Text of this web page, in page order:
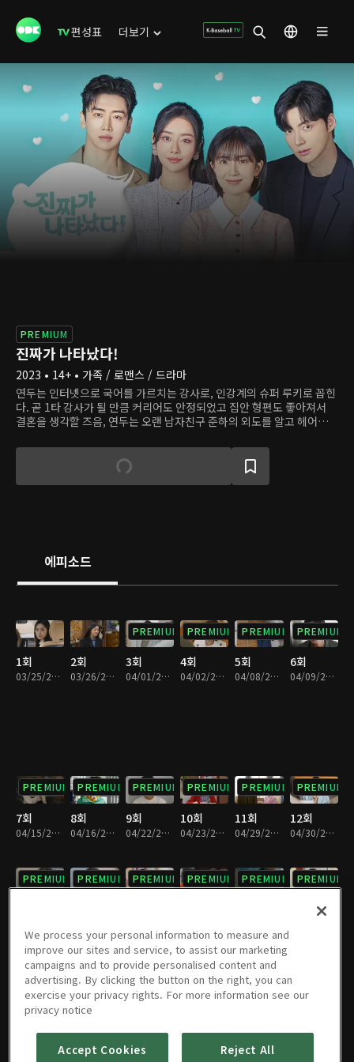
편성표 더보기
PREMIUM
진짜가 나타났다!
2023 • 14+ • 가족 / 로맨스 / 드라마
연두는 인터넷으로 국어를 가르치는 강사로, 인강계의 슈퍼 루키로 꼽힌
다. 곧 1타 강사가 될 만큼 커리어도 안정되었고 집안 형편도 좋아져서
결혼을 생각할 즈음, 연두는 오랜 남자친구 준하의 외도를 알고 헤어진
결심한다. 그때 그의 삶에 들어온 남자 공태경. 재벌 2세이자 유능한 산
부인과 전문의인 그는 가족과 사랑에 대한 실망으로 비혼을 결심했다. 그
렇게 아빠 없이 아이를 낳고 싶은 여자와 비혼주의자 남자의 계약 연예가
에피소드
1회
03/25/2023 • 1시간 8분
2회
03/26/2023 • 1시간 11분
PREMIUM
3회
04/01/2023 • 1시간 8분
PREMIUM
4회
04/02/2023 • 1시간 11분
PREMIUM
5회
04/08/2023 • 1시간 4분
PREMIUM
6회
04/09/2023 • 1시간 5분
PREMIUM
7회
04/15/2023 • 1시간 8분
PREMIUM
8회
04/16/2023 • 1시간 7분
PREMIUM
9회
04/22/2023 • 1시간 7분
PREMIUM
10회
04/23/2023 • 1시간 7분
PREMIUM
11회
04/29/2023 • 1시간 6분
PREMIUM
12회
04/30/2023 • 1시간 5분
PREMIUM PREMIUM PREMIUM PREMIUM PREMIUM PREMIUM
PREMIUM
19회
05/27/2023 • 1시간 9분
PREMIUM
20회
PREMIUM
21회
PREMIUM
22회
PREMIUM
23회 24회
We process your personal information to measure and
improve our sites and service, to assist our marketing
campaigns and to provide personalised content and
advertising. By clicking the button on the right, you can
exercise your privacy rights. For more information see our
privacy notice
Accept Cookies Reject All